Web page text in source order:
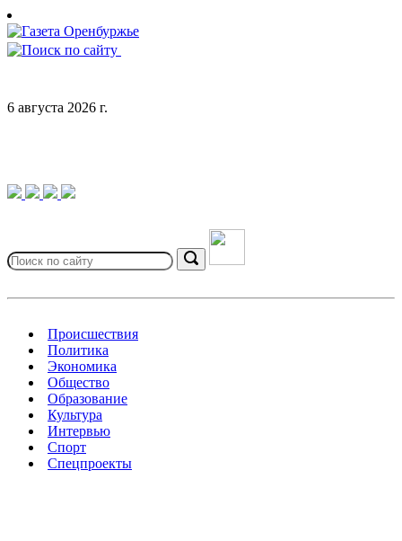
Skip
to
content
6 августа 2026 г.
for:
Search
Происшествия
Политика
Экономика
Общество
Образование
Культура
Интервью
Спорт
Спецпроекты